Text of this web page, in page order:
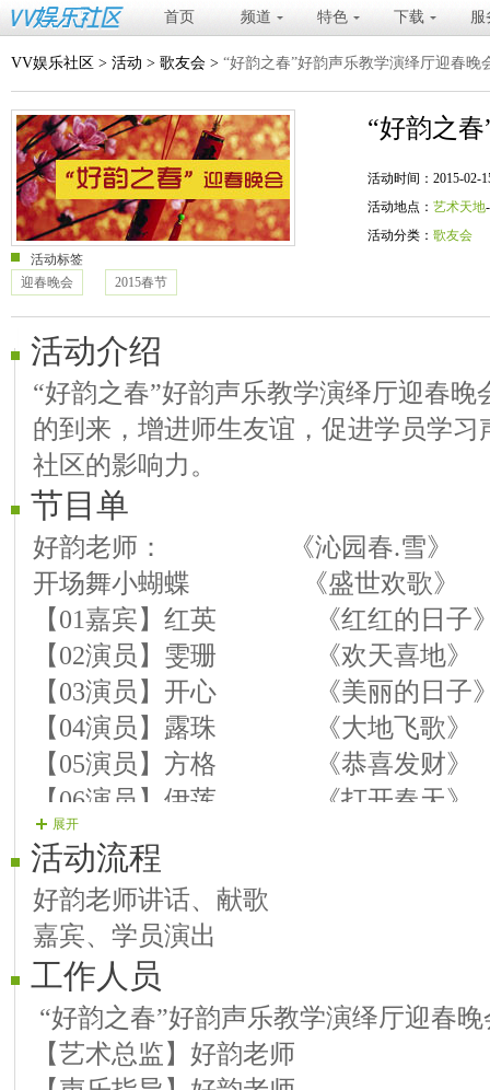
首页 频道 特色 下载 服
VV娱乐社区 > 活动 > 歌友会 > “好韵之春”好韵声乐教学演绎厅迎春晚
“好韵之
活动时间：2015-02-
活动地点： 艺术天地
活动分类： 歌友会
活动标签
迎春晚会
2015春节
活动介绍
“好韵之春”好韵声乐教学演绎厅迎春
的到来，增进师生友谊，促进学员学
社区的影响力。
节目单
好韵老师： 《沁园春.雪》
开场舞小蝴蝶 《盛世欢歌》
【01嘉宾】红英 《红红的日
【02演员】雯珊 《欢天喜地
【03演员】开心 《美丽的日
【04演员】露珠 《大地飞歌
【05演员】方格 《恭喜发财
【06演员】伊莲 《打开春天
【07演员】青影 《走进春天
【08演员】旋子 《美丽中国
【09演员】细雨 《我们的生活充
【10嘉宾】阿诺 《为祖国站
【11演员】俏月亮 京歌 《梨花
【12演员】丑女无敌 《故乡的
【13演员】东方华哥 《说句心
展开
活动流程
好韵老师讲话、献歌
嘉宾、学员演出
工作人员
“好韵之春”好韵声乐教学演绎厅迎春
【艺术总监】好韵老师